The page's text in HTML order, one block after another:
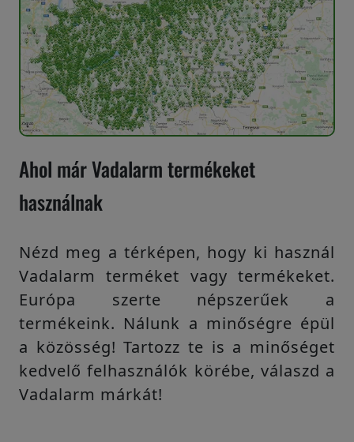
Ahol már Vadalarm termékeket
használnak
Nézd meg a térképen, hogy ki használ
Vadalarm terméket vagy termékeket.
Európa szerte népszerűek a
termékeink. Nálunk a minőségre épül
a közösség! Tartozz te is a minőséget
kedvelő felhasználók körébe, válaszd a
Vadalarm márkát!